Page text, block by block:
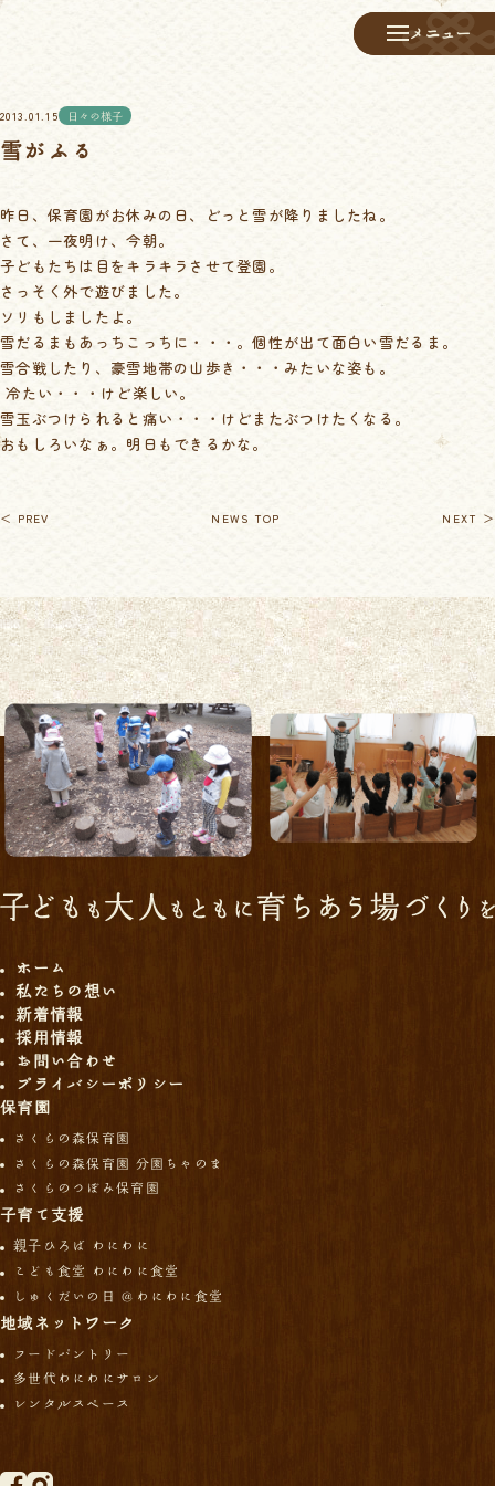
メニュー
メニュー
2013.01.15 日々の様子
雪がふる
昨日、保育園がお休みの日、どっと雪が降りましたね。
さて、一夜明け、今朝。
子どもたちは目をキラキラさせて登園。
さっそく外で遊びました。
ソリもしましたよ。
雪だるまもあっちこっちに・・・。個性が出て面白い雪だるま。
雪合戦したり、豪雪地帯の山歩き・・・みたいな姿も。
冷たい・・・けど楽しい。
雪玉ぶつけられると痛い・・・けどまたぶつけたくなる。
おもしろいなぁ。明日もできるかな。
＜ PREV NEWS TOP NEXT ＞
ホーム
私たちの想い
新着情報
採用情報
お問い合わせ
プライバシーポリシー
保育園
さくらの森保育園
さくらの森保育園 分園ちゃのま
さくらのつぼみ保育園
子育て支援
親子ひろば わにわに
こども食堂 わにわに食堂
しゅくだいの日 ＠わにわに食堂
地域ネットワーク
フードパントリー
多世代わにわにサロン
レンタルスペース